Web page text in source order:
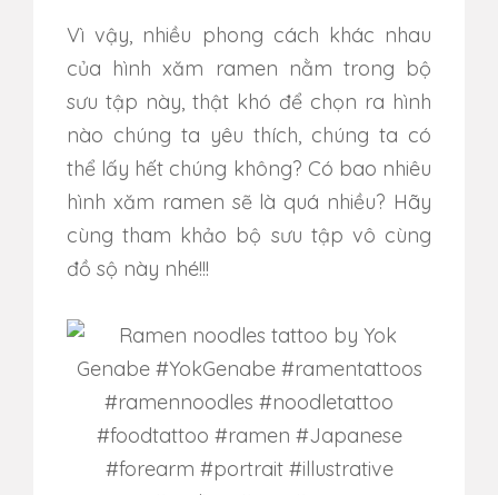
Vì vậy, nhiều phong cách khác nhau
của hình xăm ramen nằm trong bộ
sưu tập này, thật khó để chọn ra hình
nào chúng ta yêu thích, chúng ta có
thể lấy hết chúng không? Có bao nhiêu
hình xăm ramen sẽ là quá nhiều? Hãy
cùng tham khảo bộ sưu tập vô cùng
đồ sộ này nhé!!!